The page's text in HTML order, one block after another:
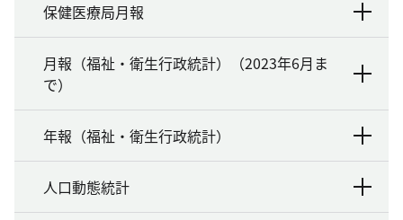
保健医療局月報
月報（福祉・衛生行政統計）（2023年6月ま
で）
年報（福祉・衛生行政統計）
人口動態統計